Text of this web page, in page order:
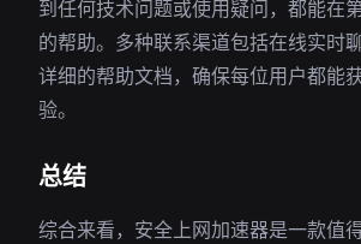
到任何技术问题或使用疑问，都能在
的帮助。多种联系渠道包括在线实时
详细的帮助文档，确保每位用户都能
验。
总结
综合来看，安全上网加速器是一款值